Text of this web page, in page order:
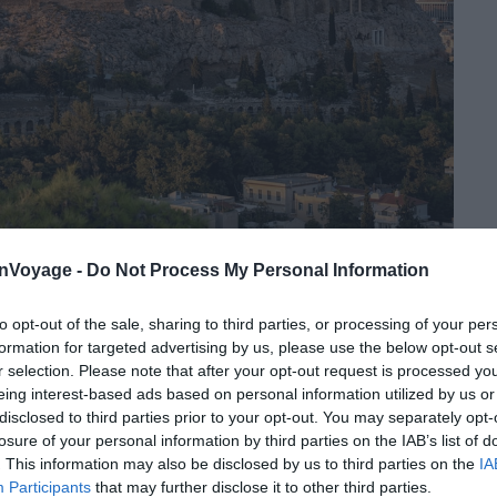
- Do Not Process My Personal Information
opt-out of the sale, sharing to third parties, or processing of your
for targeted advertising by us, please use the below opt-out
selection. Please note that after your opt-out request is processed
interest-based ads based on personal information utilized by us
to third parties prior to your opt-out. You may separately
of your personal information by third parties on the IAB’s list of
This information may also be disclosed by us to third parties on the
Participants that may further disclose it to other third parties.
d’Athènes, Grèce
elle gère le trésor commun. Périclès décide
à financer la défense contre les Perses, pour bâtir
sur l’Acropole d’Athènes.Les cités alliées
447 av. J.-C. et s’achèvent en 438. La décoration